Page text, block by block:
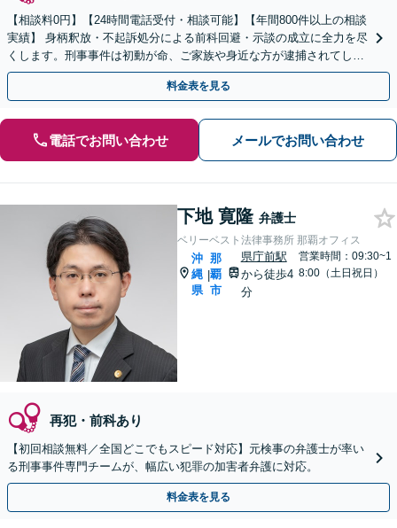
【相談料0円】【24時間電話受付・相談可能】【年間800件以上の相談
実績】 身柄釈放・不起訴処分による前科回避・示談の成立に全力を尽
くします。刑事事件は初動が命、ご家族や身近な方が逮捕されてしま
ったら一刻も早くお電話ください。
料金表を見る
電話でお問い合わせ メールでお問い合わせ
下地 寛隆 弁護士
ベリーベスト法律事務所 那覇オフィス
沖
縄
県
|
那
覇
市
県庁前駅
から徒歩4
分
営業時間：09:30~1
8:00（土日祝日）
再犯・前科あり
【初回相談無料／全国どこでもスピード対応】元検事の弁護士が率い
る刑事事件専門チームが、幅広い犯罪の加害者弁護に対応。
料金表を見る